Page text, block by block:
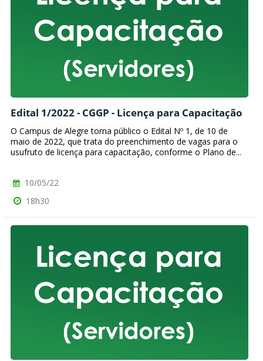
Edital 1/2022 - CGGP - Licença para Capacitação
O Campus de Alegre torna público o Edital Nº 1, de 10 de
maio de 2022, que trata do preenchimento de vagas para o
usufruto de licença para capacitação, conforme o Plano de...
10/05/22
18h30